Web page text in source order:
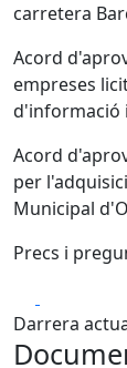
carretera
Acord
empreses
d'informació
Acord
per
Municipal
Precs i
Darrera